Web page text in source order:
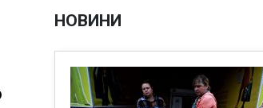
НОВИНИ